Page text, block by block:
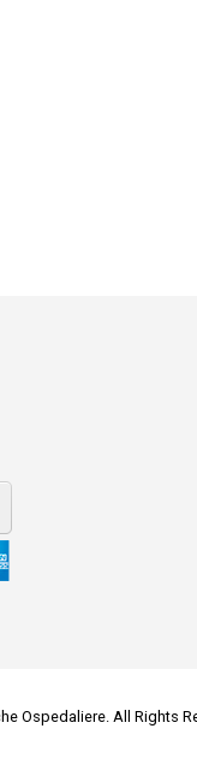
Ospedaliere. All Rights